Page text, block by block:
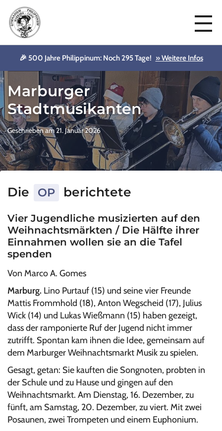
🎉 500 Jahre Philippinum: Noch 295 Tage! » Weitere Infos
Marburger
Stadtmusikanten
Geschrieben am 21. Januar 2026
Die OP berichtete
Vier Jugendliche musizierten auf den
Weihnachtsmärkten / Die Hälfte ihrer
Einnahmen wollen sie an die Tafel
spenden
Von Marco A. Gomes
Marburg. Lino Purtauf (15) und seine vier Freunde
Mattis Frommhold (18), Anton Wegscheid (17), Julius
Wick (14) und Lukas Wießmann (15) haben gezeigt,
dass der ramponierte Ruf der Jugend nicht immer
zutrifft. Spontan kam ihnen die Idee, gemeinsam auf
dem Marburger Weihnachtsmarkt Musik zu spielen.
Gesagt, getan: Sie kauften die Songnoten, probten in
der Schule und zu Hause und gingen auf den
Weihnachtsmarkt. Am Dienstag, 16. Dezember, zu
fünft, am Samstag, 20. Dezember, zu viert. Mit zwei
Posaunen, zwei Trompeten und einem Euphonium.